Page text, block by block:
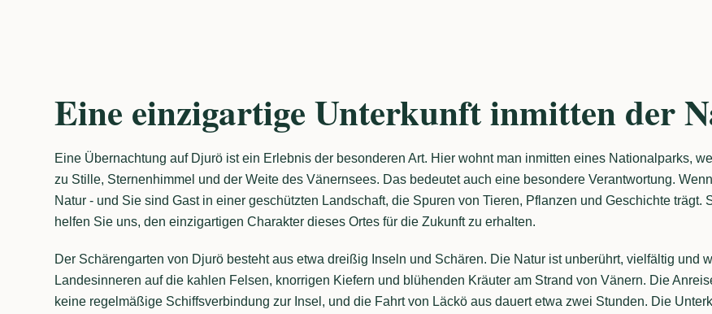
Eine einzigartige Unterkunft inmitten der
Eine Übernachtung auf Djurö ist ein Erlebnis der besonderen Art. Hier wohnt man inmitten eines Nationalparks,
zu Stille, Sternenhimmel und der Weite des Vänernsees. Das bedeutet auch eine besondere Verantwortung.
Natur - und Sie sind Gast in einer geschützten Landschaft, die Spuren von Tieren, Pflanzen und Geschichte
helfen Sie uns, den einzigartigen Charakter dieses Ortes für die Zukunft zu erhalten.
Der Schärengarten von Djurö besteht aus etwa dreißig Inseln und Schären. Die Natur ist unberührt, vielfältig und
Landesinneren auf die kahlen Felsen, knorrigen Kiefern und blühenden Kräuter am Strand von Vänern. Die
keine regelmäßige Schiffsverbindung zur Insel, und die Fahrt von Läckö aus dauert etwa zwei Stunden. Die